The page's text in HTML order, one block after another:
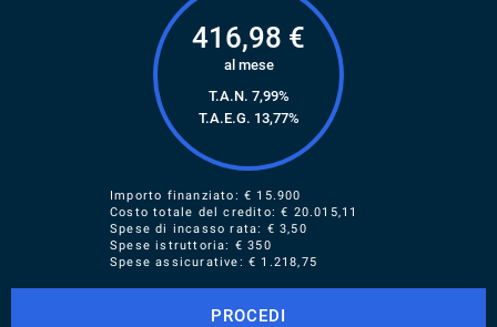
416,98 €
al mese
T.A.N. 7,99%
T.A.E.G. 13,77%
Importo finanziato: € 15.900
Costo totale del credito: € 20.015,11
Spese di incasso rata: € 3,50
Spese istruttoria: € 350
Spese assicurative: € 1.218,75
PROCEDI